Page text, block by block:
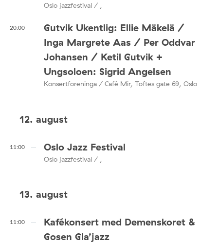
Oslo jazzfestival / ,
20:00
Gutvik Ukentlig: Ellie Mäkelä /
Inga Margrete Aas / Per Oddvar
Johansen / Ketil Gutvik +
Ungsoloen: Sigrid Angelsen
Konsertforeninga / Café Mir, Toftes gate 69, Oslo
12. august
11:00 Oslo Jazz Festival
Oslo jazzfestival / ,
13. august
11:00
Kafékonsert med Demenskoret &
Gosen Gla’jazz